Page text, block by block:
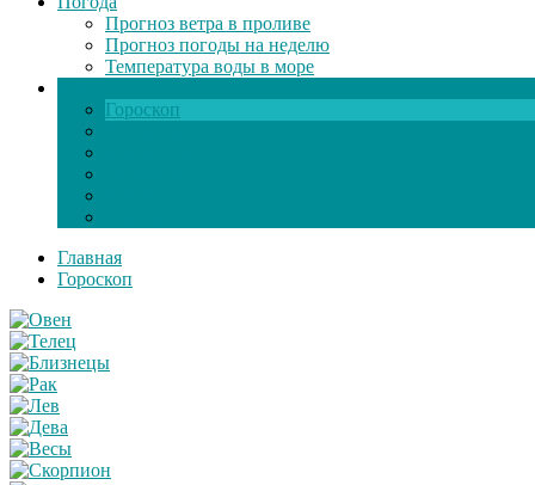
Прогноз ветра в проливе
Прогноз погоды на неделю
Температура воды в море
Гороскоп
Главная
Гороскоп